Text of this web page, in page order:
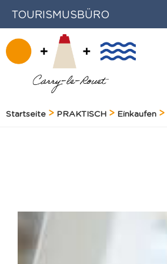
TOURISMUSBÜRO
Startseite PRAKTISCH Einkaufen